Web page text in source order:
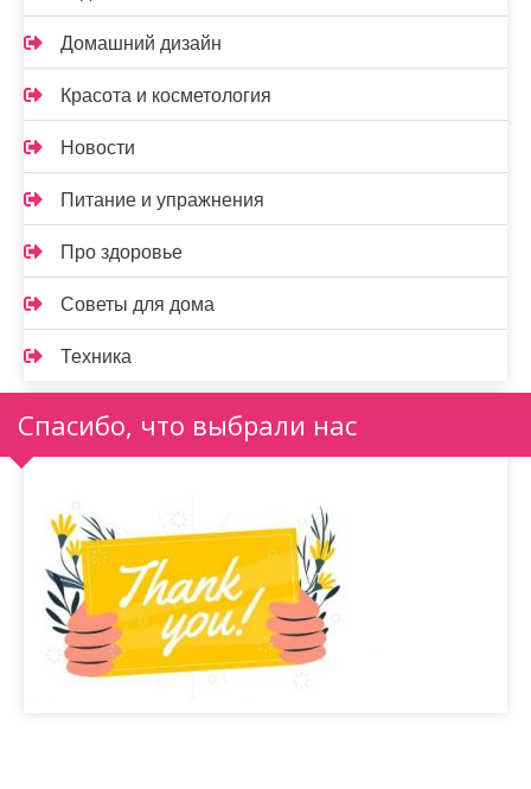
Домашний дизайн
Красота и косметология
Новости
Питание и упражнения
Про здоровье
Советы для дома
Техника
Спасибо, что выбрали нас